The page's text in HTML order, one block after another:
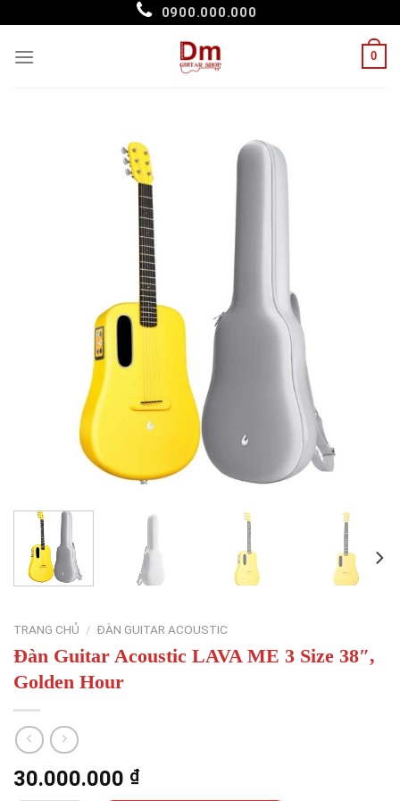
content
0900.000.000
0
TRANG CHỦ / ĐÀN GUITAR ACOUSTIC
Đàn Guitar Acoustic LAVA ME 3 Size 38″,
Golden Hour
30.000.000 ₫